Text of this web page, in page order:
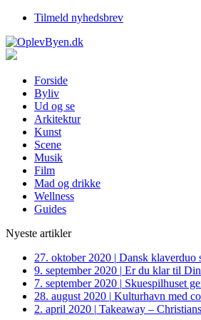
Tilmeld nyhedsbrev
Forside
Byliv
Ud og se
Arkitektur
Kunst
Scene
Musik
Film
Mad og drikke
Wellness
Guides
Nyeste artikler
27. oktober 2020 | Dansk klaverduo
9. september 2020 | Er du klar til
7. september 2020 | Skuespilhuset
28. august 2020 | Kulturhavn med
2. april 2020 | Takeaway –